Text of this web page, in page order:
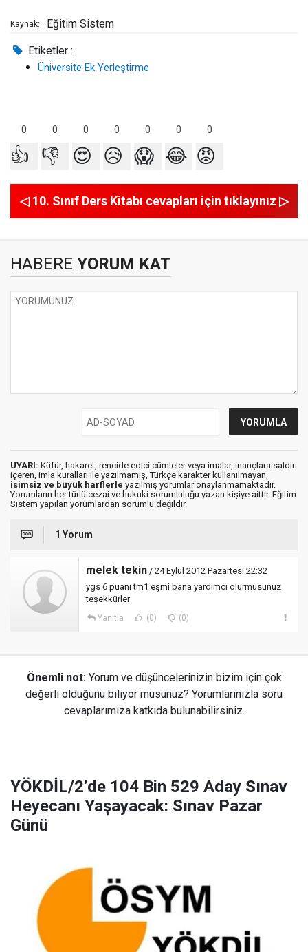
Kaynak: Eğitim Sistem
Etiketler :
Üniversite Ek Yerleştirme
0 0 0 0 0 0 0
👍 👎 😍 😥 😱 😂 😡
◁ 10. Sınıf Ders Kitabı cevapları için tıklayınız ▷
HABERE YORUM KAT
UYARI: Küfür, hakaret, rencide edici cümleler veya imalar, inançlara saldırı
içeren, imla kuralları ile yazılmamış, Türkçe karakter kullanılmayan,
isimsiz ve büyük harflerle yazılmış yorumlar onaylanmamaktadır.
Yorumların her türlü cezai ve hukuki sorumluluğu yazan kişiye aittir. Eğitim
Sistem yapılan yorumlardan sorumlu değildir.
1 Yorum
melek tekin / 24 Eylül 2012 Pazartesi 22:32
ygs 6 puanı tm1 eşmi bana yardımcı olurmusunuz
teşekkürler
Yanıtla (0) (0)
Önemli not: Yorum ve düşüncelerinizin bizim için çok
değerli olduğunu biliyor musunuz? Yorumlarınızla soru
cevaplarımıza katkıda bulunabilirsiniz.
YÖKDİL/2’de 104 Bin 529 Aday Sınav
Heyecanı Yaşayacak: Sınav Pazar
Günü